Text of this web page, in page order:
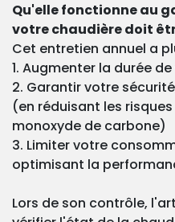
Qu'elle fonctionne au
votre chaudière doit
Cet entretien annuel a
1. Augmenter la durée
2. Garantir votre
(en réduisant les
monoxyde de carbone)
3. Limiter votre
optimisant la
Lors de son contrôle,